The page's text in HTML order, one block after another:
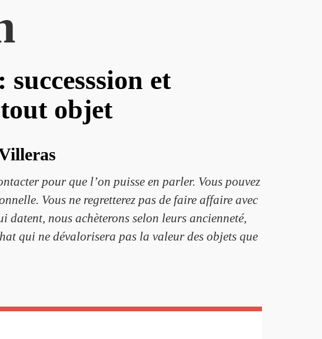
et
objet
pour que l’on puisse en parler. Vous pouvez
Vous ne regretterez pas de faire affaire avec
datent, nous achèterons selon leurs ancienneté,
qui ne dévalorisera pas la valeur des objets que